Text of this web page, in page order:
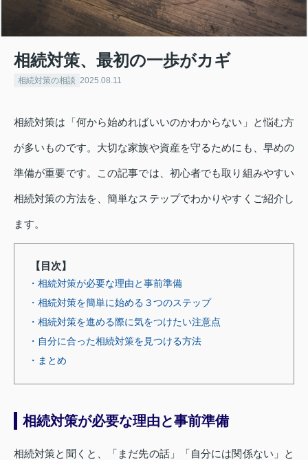
相続対策、最初の一歩がカギ
相続対策の相談 2025.08.11
相続対策は「何から始めればいいのかわからない」と悩む方
が多いものです。大切な家族や資産を守るためにも、早めの
準備が重要です。この記事では、初心者でも取り組みやすい
相続対策の方法を、簡単なステップでわかりやすくご紹介し
ます。
【目次】
・相続対策が必要な理由と事前準備
・相続対策を簡単に始める３つのステップ
・相続対策を進める際に気をつけたい注意点
・自分に合った相続対策を見つける方法
・まとめ
相続対策が必要な理由と事前準備
相続対策と聞くと、「まだ先の話」「自分には関係ない」と